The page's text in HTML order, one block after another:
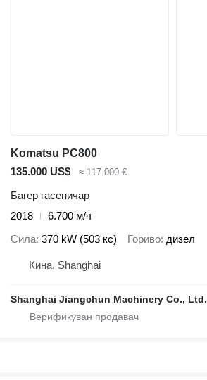
Komatsu PC800
135.000 US$
≈ 117.000 €
Багер гасеничар
2018
6.700 м/ч
Сила 370 kW (503 кс) Гориво дизел
Кина, Shanghai
Shanghai Jiangchun Machinery Co., Ltd.